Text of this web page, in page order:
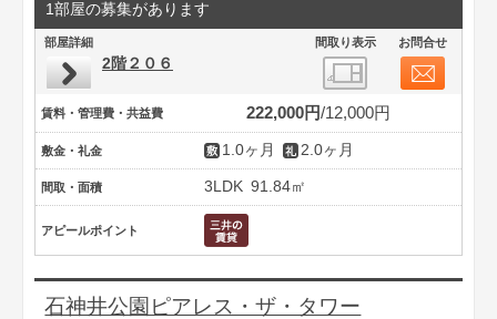
1部屋の募集があります
部屋詳細 間取り表示 お問合せ
2階２０６
賃料・管理費・共益費 222,000円 12,000円
敷金・礼金 1.0ヶ月 2.0ヶ月
間取・面積 3LDK 91.84㎡
アピールポイント
石神井公園ピアレス・ザ・タワー